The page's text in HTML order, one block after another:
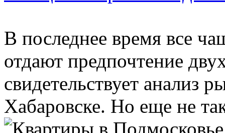
В последнее время все
отдают предпочтение
свидетельствует анализ
Хабаровске. Но еще не